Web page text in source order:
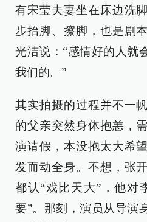
有宋莹夫妻坐在床边洗
步抬脚、擦脚，也是剧
光洁说：“感情好的人就
我们的。”
其实拍摄的过程并不一
的父亲突然身体抱恙，
演请假，本没抱太大希
发而动全身。不想，张
都认“戏比天大”，他对
要”。那刻，演员从导演